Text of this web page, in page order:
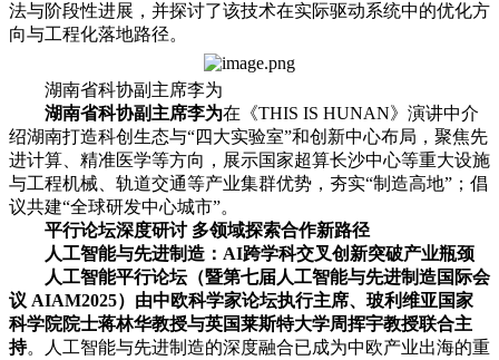
法与阶段性进展，并探讨了该技术在实际驱动系统中的优化方
向与工程化落地路径。
湖南省科协副主席李为
湖南省科协副主席李为在《THIS IS HUNAN》演讲中介
绍湖南打造科创生态与“四大实验室”和创新中心布局，聚焦先
进计算、精准医学等方向，展示国家超算长沙中心等重大设施
与工程机械、轨道交通等产业集群优势，夯实“制造高地”；倡
议共建“全球研发中心城市”。
平行论坛深度研讨 多领域探索合作新路径
人工智能与先进制造：AI跨学科交叉创新突破产业瓶颈
人工智能平行论坛（暨第七届人工智能与先进制造国际会
议 AIAM2025）由中欧科学家论坛执行主席、玻利维亚国家
科学院院士蒋林华教授与英国莱斯特大学周挥宇教授联合主
持。人工智能与先进制造的深度融合已成为中欧产业出海的重